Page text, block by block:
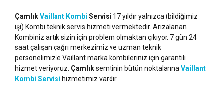
ÇamlıkVaillant Kombi Servisi 17 yıldır yalnızca (bildiğimiz
işi) Kombi teknik servis hizmeti vermektedir. Arızalanan
Kombiniz artık sizin için problem olmaktan çıkıyor. 7 gün 24
saat çalışan çağrı merkezimiz ve uzman teknik
personelimizle Vaillant marka kombileriniz için garantili
hizmet veriyoruz. Çamlıksemtinin bütün noktalarına Vaillant
Kombi Servisi hizmetimiz vardır.